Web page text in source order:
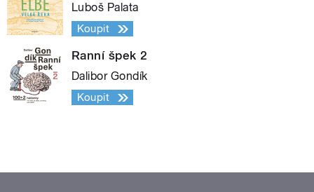
Luboš Palata
Koupit
Ranní špek 2
Dalibor Gondík
Koupit